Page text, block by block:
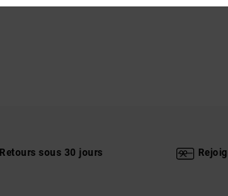
Retours sous 30 jours